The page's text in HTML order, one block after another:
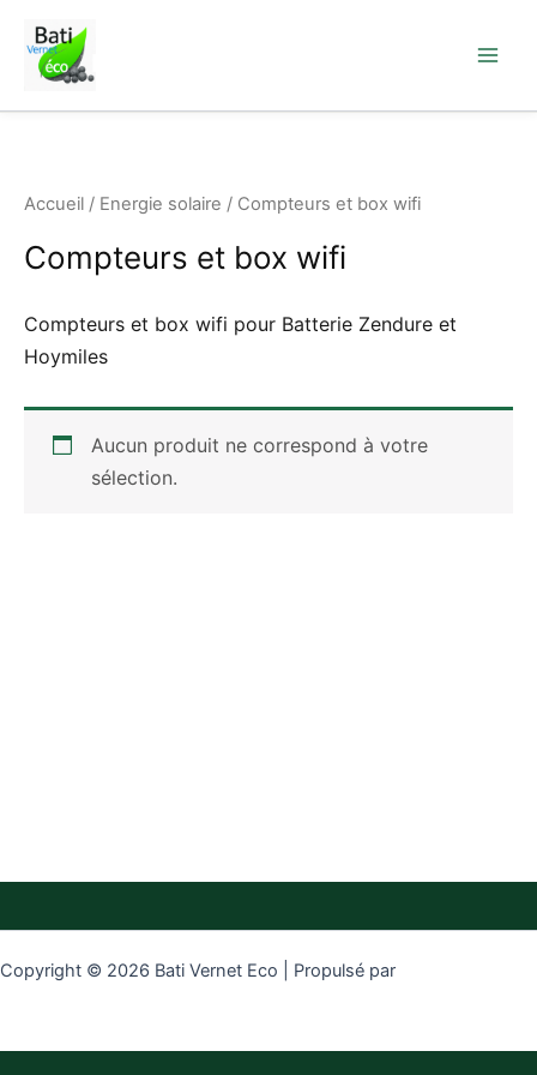
contenu
Accueil / Energie solaire / Compteurs et box wifi
Compteurs et box wifi
Compteurs et box wifi pour Batterie Zendure et
Hoymiles
Aucun produit ne correspond à votre
sélection.
Copyright © 2026 Bati Vernet Eco | Propulsé par